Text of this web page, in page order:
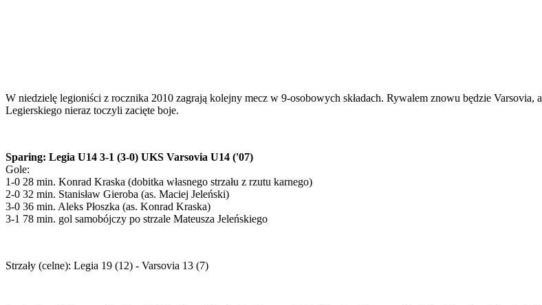
W niedzielę legioniści z rocznika 2010 zagrają kolejny mecz w 9-osobowych składach. Rywalem znowu będzie
Legierskiego nieraz toczyli zacięte boje.
Sparing: Legia U14 3-1 (3-0) UKS Varsovia U14 ('07)
Gole:
1-0 28 min. Konrad Kraska (dobitka własnego strzału z rzutu karnego)
2-0 32 min. Stanisław Gieroba (as. Maciej Jeleński)
3-0 36 min. Aleks Płoszka (as. Konrad Kraska)
3-1 78 min. gol samobójczy po strzale Mateusza Jeleńskiego
Strzały (celne): Legia 19 (12) - Varsovia 13 (7)